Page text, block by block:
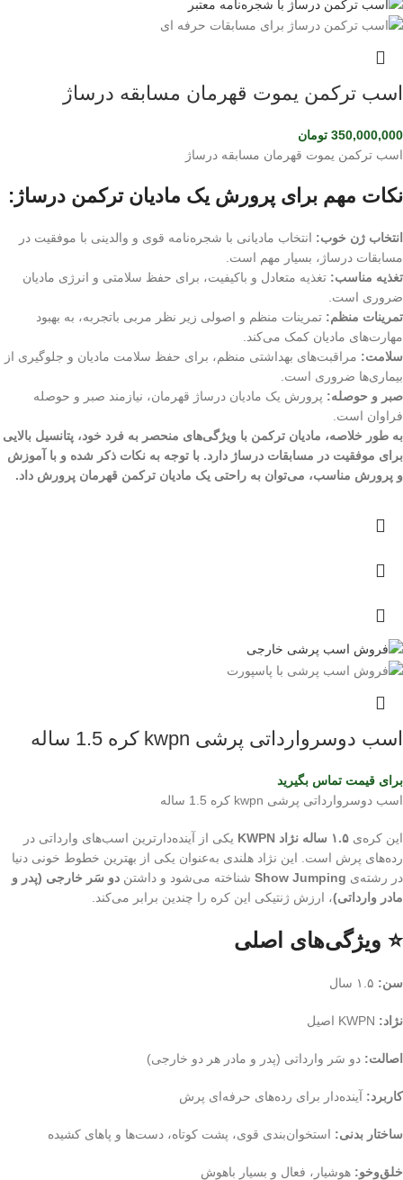
اسب ترکمن یموت قهرمان مسابقه درساژ
350,000,000 تومان
اسب ترکمن یموت قهرمان مسابقه درساژ
نکات مهم برای پرورش یک مادیان ترکمن درساژ:
انتخاب ژن خوب: انتخاب مادیانی با شجره‌نامه قوی و والدینی با موفقیت در
مسابقات درساژ، بسیار مهم است.
تغذیه مناسب: تغذیه متعادل و باکیفیت، برای حفظ سلامتی و انرژی مادیان
ضروری است.
تمرینات منظم: تمرینات منظم و اصولی زیر نظر مربی باتجربه، به بهبود
مهارت‌های مادیان کمک می‌کند.
سلامت: مراقبت‌های بهداشتی منظم، برای حفظ سلامت مادیان و جلوگیری از
بیماری‌ها ضروری است.
صبر و حوصله: پرورش یک مادیان درساژ قهرمان، نیازمند صبر و حوصله
فراوان است.
به طور خلاصه، مادیان ترکمن با ویژگی‌های منحصر به فرد خود، پتانسیل بالایی
برای موفقیت در مسابقات درساژ دارد. با توجه به نکات ذکر شده و با آموزش
و پرورش مناسب، می‌توان به راحتی یک مادیان ترکمن قهرمان پرورش داد.
اسب دوسروارداتی پرشی kwpn کره 1.5 ساله
برای قیمت تماس بگیرید
اسب دوسروارداتی پرشی kwpn کره 1.5 ساله
این کره‌ی ۱.۵ ساله نژاد KWPN
یکی از آینده‌دارترین اسب‌های وارداتی در
رده‌های پرش است. این نژاد هلندی به‌عنوان یکی از بهترین خطوط خونی دنیا
در رشته‌ی Show Jumping شناخته می‌شود و داشتن دو سَر خارجی (پدر و
مادر وارداتی)، ارزش ژنتیکی این کره را چندین برابر می‌کند.
⭐ ویژگی‌های اصلی
سن:
نژاد:
اصالت: دو سَر وارداتی (پدر و مادر هر دو خارجی)
کاربرد: آینده‌دار برای رده‌های حرفه‌ای پرش
ساختار بدنی: استخوان‌بندی قوی، پشت کوتاه، دست‌ها و پاهای کشیده
خلق‌وخو: هوشیار، فعال و بسیار باهوش